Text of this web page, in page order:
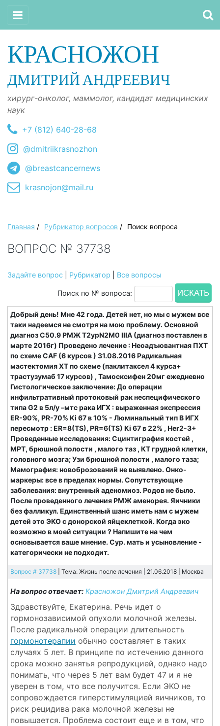
КРАСНОЖОН
ДМИТРИЙ АНДРЕЕВИЧ
хирург-онколог, маммолог, кандидат медицинских
наук
+7 (812) 640-28-68
@dmitriikrasnozhon
@breastcancernews
krasnojon@mail.ru
Главная / Рубрикатор вопросов / Поиск вопроса
ВОПРОС № 37738
Задайте вопрос Рубрикатор Все вопросы
Поиск по № вопроса:
Добрый день! Мне 42 года. Детей нет, но мы с мужем все
таки надеемся не смотря на мою проблему. Основной
диагноз С50.9 РМЖ Т2урN2M0 IIIA (диагноз поставлен в
марте 2016г) Проведено лечение : Неоадъювантная ПХТ
по схеме CAF (6 курсов ) 31.08.2016 Радикальная
мастектомия ХТ по схеме (паклитаксел 4 курса+
трастузумаб 17 курсов) , Тамосксифен 20мг ежедневно
Гистологическое заключение: До операции
инфильтративный протоковый рак неспецифического
типа G2 в 5л/у –мтс рака ИГХ : выраженная экспрессия
ER-90%, PR-70% Ki 67 в 10% - Люминальный тип В ИГХ
пересмотр : ER=8(TS), PR=6(TS) Ki 67 в 22% , Her2-3+
Проведенные исследования: Сцинтиграфия костей ,
МРТ, брюшной полости , малого таз , КТ грудной клетки,
головного мозга; Узи брюшной полости , малого таза;
Мамография: новоброзований не выявлено. Онко-
маркеры: все в пределах нормы. Сопутствующие
заболевания: внутренный аденомиоз. Родов не было.
После проведенного лечения РМЖ аменорея. Яичники
без фалликул. Единственный шанс иметь нам с мужем
детей это ЭКО с донорской яйцеклеткой. Когда эко
возможно в моей ситуации ? Напишите на чем
основывается ваше мнение. Сур. мать и усыновление -
категорически не подходит.
Вопрос # 37738 | Тема: Жизнь после лечения | 21.06.2018 | Москва
На вопрос отвечает: Красножон Дмитрий Андреевич
Здравствуйте, Екатерина. Речь идет о
гормонозависимой опухоли молочной железы.
После радикальной операции длительность
гормонотерапии обычно составляет в таких
случаях 5 лет. В принципе по истечению данного
срока можно занятья репродукцией, однако надо
понимать, что через 5 лет вам будет 47 и я не
уверен в том, что все получится. Если ЭКО не
сопровождается гиперстимуляцией яичников, то
риск рецидива рака молочной железы не
повышается. Проблема состоит еще и в том, что